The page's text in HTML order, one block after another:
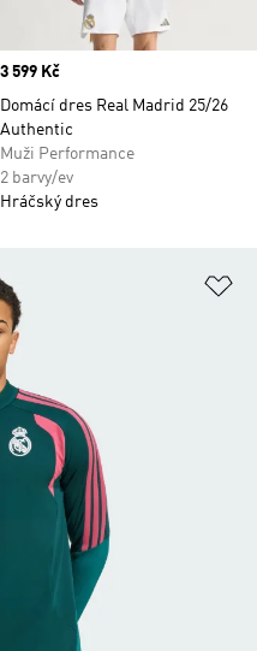
Price
3 599 Kč
Domácí dres Real Madrid 25/26
Authentic
Muži Performance
2 barvy/ev
Hráčský dres